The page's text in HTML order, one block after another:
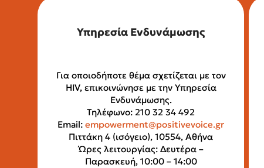
Υπηρεσία Ενδυνάμωσης
Για οποιοδήποτε θέμα σχετίζεται με τον
HIV, επικοινώνησε με την Υπηρεσία
Ενδυνάμωσης.
Τηλέφωνο: 210 32 34 492
Email: empowerment@positivevoice.gr
Πιττάκη 4 (ισόγειο), 10554, Αθήνα
Ώρες λειτουργίας: Δευτέρα –
Παρασκευή, 10:00 – 14:00